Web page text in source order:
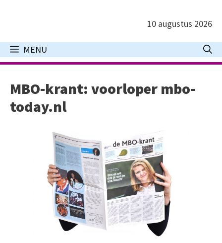
inhoud
10 augustus 2026
MENU
MBO-krant: voorloper mbo-
today.nl